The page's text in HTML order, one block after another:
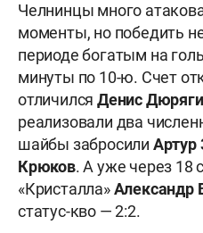
Челнинцы много
моменты, но победить
периоде богатым на
минуты по 10-ю. Счет
отличился Денис
реализовали два
шайбы забросили Артур
Крюков. А уже через 18
«Кристалла»Александр
статус-кво — 2:2.